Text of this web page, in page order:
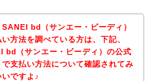
SANEI bd（サンエー・ビーディ）
方法を調べている方は、下記、
bd（サンエー・ビーディ）の公式
で支払い方法について確認されてみ
ですよ♪